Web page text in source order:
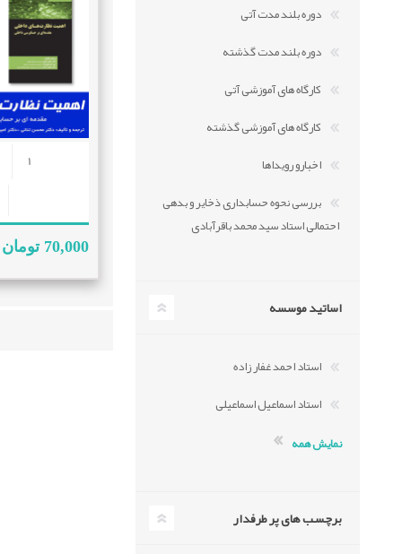
اهمیت نظارت
70,000 تومان
دوره بلند مدت آتی
دوره بلند مدت گذشته
کارگاه های آموزشی آتی
کارگاه های آموزشی گذشته
اخبارو رویداها
بررسی نحوه حسابداری ذخایر و بدهی
احتمالی استاد سید محمد باقرآبادی
اساتید موسسه
استاد احمد غفار زاده
استاد اسماعیل اسماعیلی
نمایش همه
برچسب های پر طرفدار